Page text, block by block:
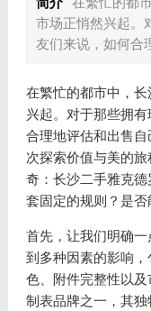
市场正悄然兴起。
友们来说，如何合
在繁忙的都市中，
兴起。对于那些拥
合理地评估和出售
次探索价值与美的
奇：长沙二手雅克
套固定的规则？是
首先，让我们明确
到多种因素的影响
色、附件完整性以
制表品牌之一，其